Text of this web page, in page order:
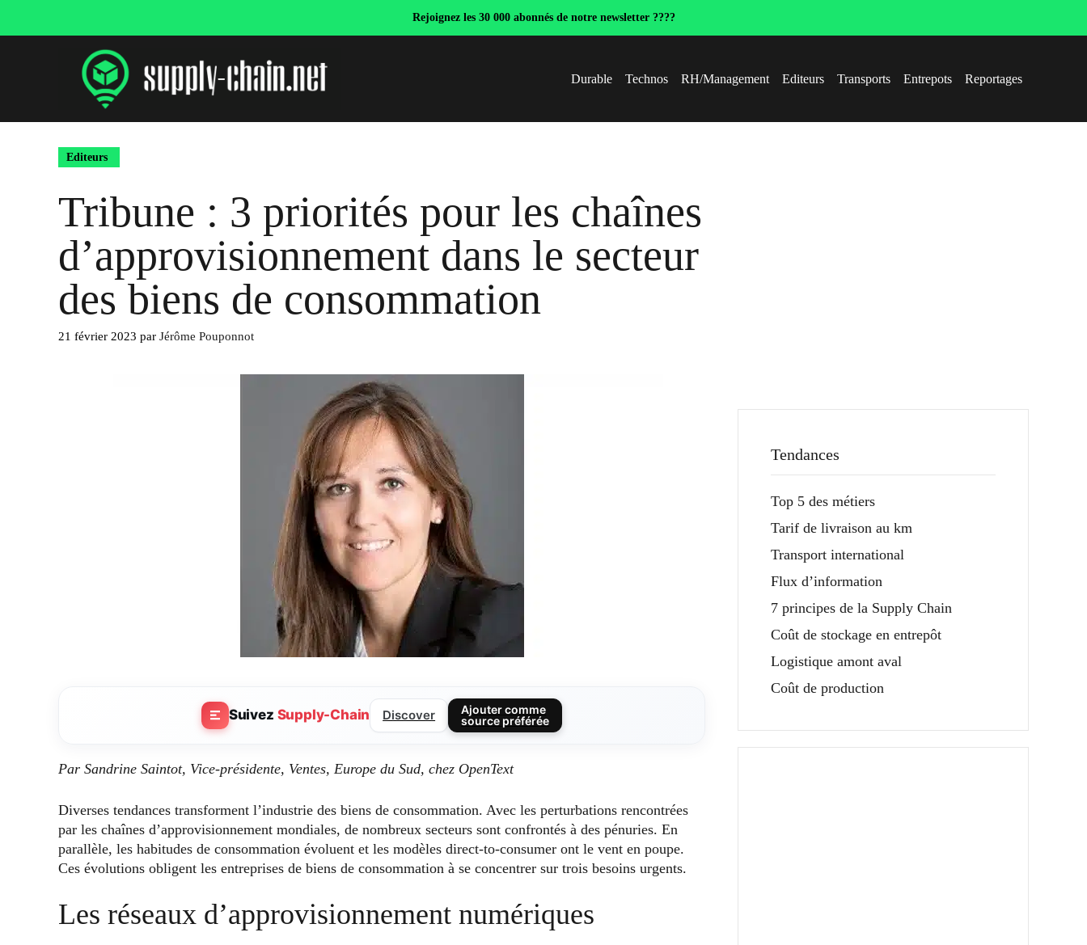
Rejoignez les 30 000 abonnés de notre newsletter ????
Durable Technos RH/Management Editeurs Transports Entrepots Reportages
Editeurs
Tribune : 3 priorités pour les chaînes
d’approvisionnement dans le secteur
des biens de consommation
21 février 2023 par Jérôme Pouponnot
Suivez Supply-Chain Discover
Ajouter comme
source préférée
Par Sandrine Saintot, Vice-présidente, Ventes, Europe du Sud, chez OpenText
Diverses tendances transforment l’industrie des biens de consommation. Avec les perturbations rencontrées
par les chaînes d’approvisionnement mondiales, de nombreux secteurs sont confrontés à des pénuries. En
parallèle, les habitudes de consommation évoluent et les modèles direct-to-consumer ont le vent en poupe.
Ces évolutions obligent les entreprises de biens de consommation à se concentrer sur trois besoins urgents.
Les réseaux d’approvisionnement numériques
Tendances
Top 5 des métiers
Tarif de livraison au km
Transport international
Flux d’information
7 principes de la Supply Chain
Coût de stockage en entrepôt
Logistique amont aval
Coût de production